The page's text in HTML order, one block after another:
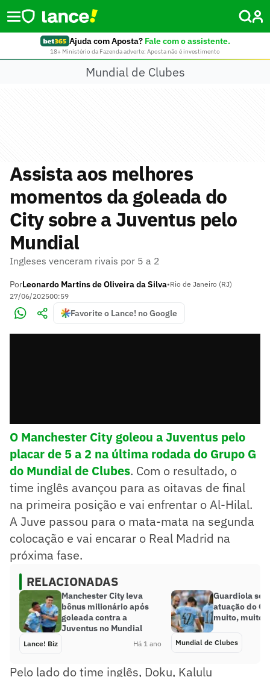
Ajuda com Aposta? Fale com o assistente.
18+ Ministério da Fazenda adverte: Aposta não é investimento
Mundial de Clubes
Assista aos melhores
momentos da goleada do
City sobre a Juventus pelo
Mundial
Ingleses venceram rivais por 5 a 2
PorLeonardo Martins de Oliveira da Silva•Rio de Janeiro (RJ)
27/06/202500:59
Favorite o Lance! no Google
O Manchester City goleou a Juventus pelo
placar de 5 a 2 na última rodada do Grupo G
do Mundial de Clubes. Com o resultado, o
time inglês avançou para as oitavas de final
na primeira posição e vai enfrentar o Al-Hilal.
A Juve passou para o mata-mata na segunda
colocação e vai encarar o Real Madrid na
próxima fase.
RELACIONADAS
Manchester City leva
bônus milionário após
goleada contra a
Juventus no Mundial
Lance! Biz Há 1 ano
Guardiola se
atuação do
muito, muito
Mundial de Clubes
Pelo lado do time inglês, Doku, Kalulu